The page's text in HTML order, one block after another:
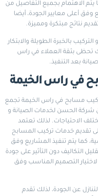
الاهتمام بجميع التفاصيل من
وفق أعلى معايير الجودة، أيضا
نتائج مبتكرة ومميزة.
بالخبرة الطويلة والابتكار
تحظى بثقة العملاء في راس
بعد التنفيذ.
في راس الخيمة
مسابح في راس الخيمة تجمع
شركة الحسن لخدمات الصيانة و
الاحتياجات. لذلك تعتمد
تقديم خدمات تركيب المسابح
كما يتم تنفيذ المشاريع وفق
التكاليف دون التأثير على جودة
لاختيار التصميم المناسب وفق
عن الجودة، لذلك تقدم